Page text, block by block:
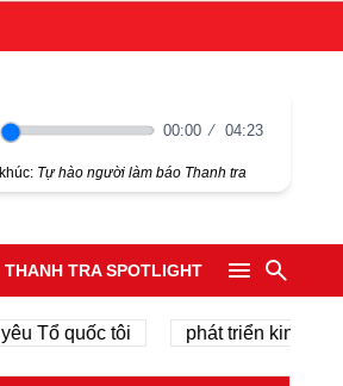
00:00 04:23
Tự hào người làm báo Thanh tra
THANH TRA SPOTLIGHT
Tổ quốc tôi phát triển kinh tế tư